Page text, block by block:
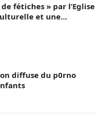
fétiches » par l’Eglise
et une
diffuse du p0rno